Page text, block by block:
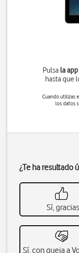
Pulsa la
hasta que
Cuando utilizas
los datos
¿Te ha resultado
Sí, gracias
Sí, con queja a